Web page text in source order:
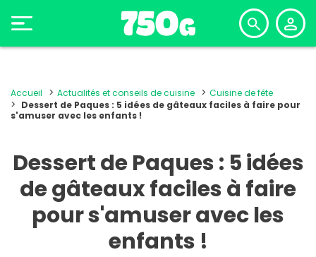
Accueil Actualités et conseils de cuisine
Cuisine de fête
Dessert de Paques : 5 idées de gâteaux faciles à faire pour
s'amuser avec les enfants !
Dessert de Paques : 5 idées
de gâteaux faciles à faire
pour s'amuser avec les
enfants !